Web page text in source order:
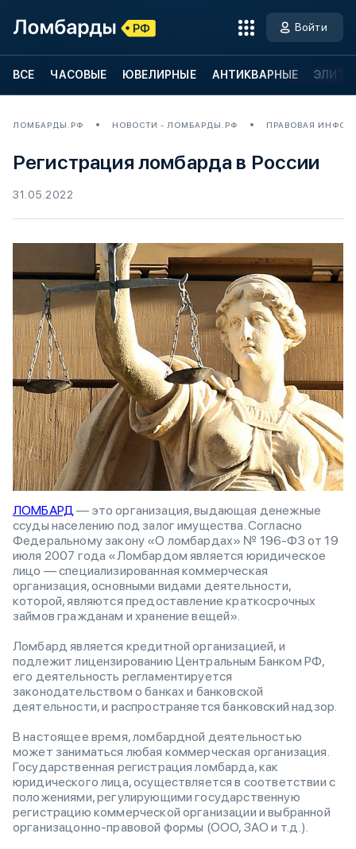
Войти
ВСЕ ЧАСОВЫЕ ЮВЕЛИРНЫЕ АНТИКВАРНЫЕ
ЛОМБАРДЫ.РФ НОВОСТИ - ЛОМБАРДЫ.РФ ПРАВОВАЯ
Регистрация ломбарда в России
31.05.2022
ЛОМБАРД— это организация, выдающая денежные
ссуды населению под залог имущества. Согласно
Федеральному закону «О ломбардах» № 196-ФЗ от 19
июля 2007 года «Ломбардом является юридическое
лицо — специализированная коммерческая
организация, основными видами деятельности,
которой, являются предоставление краткосрочных
займов гражданам и хранение вещей».
Ломбард является кредитной организацией, и
подлежит лицензированию Центральным Банком РФ,
его деятельность регламентируется
законодательством о банках и банковской
деятельности, и распространяется банковский надзор.
В настоящее время, ломбардной деятельностью
может заниматься любая коммерческая организация.
Государственная регистрация ломбарда, как
юридического лица, осуществляется в соответствии с
положениями, регулирующими государственную
регистрацию коммерческой организации и выбранной
организацонно-правовой формы (ООО, ЗАО и т.д.).